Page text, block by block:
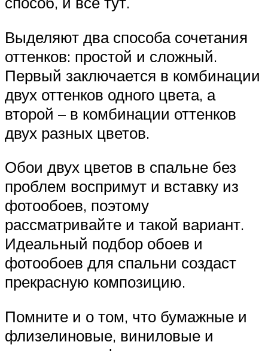
Выделяют два способа сочетания
оттенков: простой и сложный.
Первый заключается в комбинации
двух оттенков одного цвета, а
второй – в комбинации оттенков
двух разных цветов.
Обои двух цветов в спальне без
проблем воспримут и вставку из
фотообоев, поэтому
рассматривайте и такой вариант.
Идеальный подбор обоев и
фотообоев для спальни создаст
прекрасную композицию.
Помните и о том, что бумажные и
флизелиновые, виниловые и